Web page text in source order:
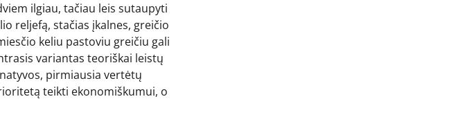
ilgiau, tačiau leis sutaupyti
reljefą, stačias įkalnes, greičio
keliu pastoviu greičiu gali
variantas teoriškai leistų
pirmiausia vertėtų
teikti ekonomiškumui, o